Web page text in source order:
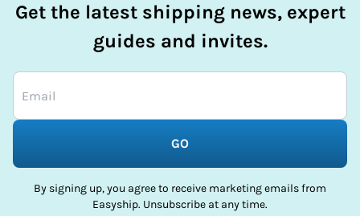
Get the latest shipping news, expert
guides and invites.
GO
By signing up, you agree to receive marketing emails from
Easyship. Unsubscribe at any time.